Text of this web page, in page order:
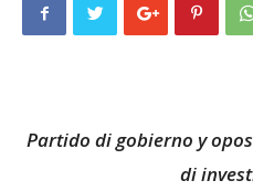
Partido di gobierno y
di